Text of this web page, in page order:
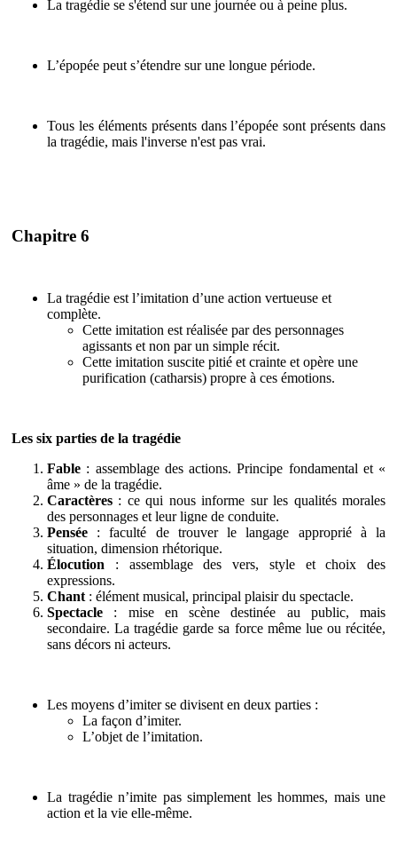
La tragédie se s'étend sur une journée ou à peine plus.
L’épopée peut s’étendre sur une longue période.
Tous les éléments présents dans l’épopée sont présents dans
la tragédie, mais l'inverse n'est pas vrai.
Chapitre 6
La tragédie est l’imitation d’une action vertueuse et
complète.
Cette imitation est réalisée par des personnages
agissants et non par un simple récit.
Cette imitation suscite pitié et crainte et opère une
purification (catharsis) propre à ces émotions.
Les six parties de la tragédie
Fable : assemblage des actions. Principe fondamental et «
âme » de la tragédie.
Caractères : ce qui nous informe sur les qualités morales
des personnages et leur ligne de conduite.
Pensée : faculté de trouver le langage approprié à la
situation, dimension rhétorique.
Élocution : assemblage des vers, style et choix des
expressions.
Chant : élément musical, principal plaisir du spectacle.
Spectacle : mise en scène destinée au public, mais
secondaire. La tragédie garde sa force même lue ou récitée,
sans décors ni acteurs.
Les moyens d’imiter se divisent en deux parties :
La façon d’imiter.
L’objet de l’imitation.
La tragédie n’imite pas simplement les hommes, mais une
action et la vie elle-même.